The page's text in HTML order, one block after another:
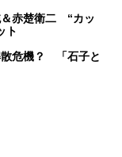
＆赤楚衛二 “カッ
ト
散危機？ 「石子と